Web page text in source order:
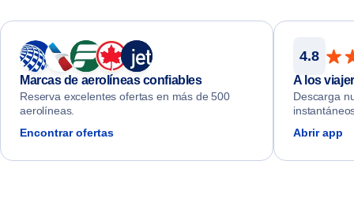
Marcas de aerolíneas confiables
Reserva excelentes ofertas en más de 500
aerolíneas.
Encontrar ofertas
4.8
A los
Descarga
Abrir app